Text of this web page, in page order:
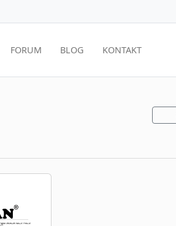
FORUM BLOG KONTAKT